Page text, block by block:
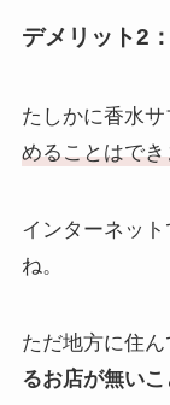
デメリット2
たしかに香水
めることはで
インターネッ
ね。
ただ地方に住
るお店が無い